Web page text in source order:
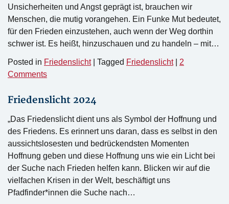
Unsicherheiten und Angst geprägt ist, brauchen wir
Menschen, die mutig vorangehen. Ein Funke Mut bedeutet,
für den Frieden einzustehen, auch wenn der Weg dorthin
schwer ist. Es heißt, hinzuschauen und zu handeln – mit…
Posted in Friedenslicht Tagged Friedenslicht
2
Comments
Friedenslicht 2024
„Das Friedenslicht dient uns als Symbol der Hoffnung und
des Friedens. Es erinnert uns daran, dass es selbst in den
aussichtslosesten und bedrückendsten Momenten
Hoffnung geben und diese Hoffnung uns wie ein Licht bei
der Suche nach Frieden helfen kann. Blicken wir auf die
vielfachen Krisen in der Welt, beschäftigt uns
Pfadfinder*innen die Suche nach…